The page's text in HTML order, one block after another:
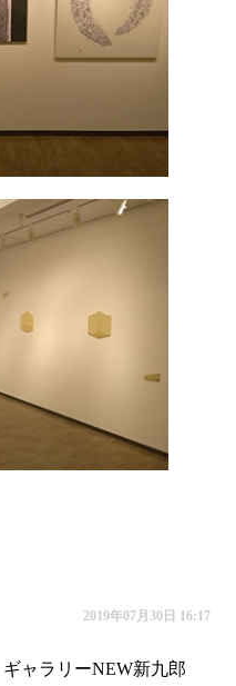
2019年07月30日 16:17
ャラリーNEW新九郎